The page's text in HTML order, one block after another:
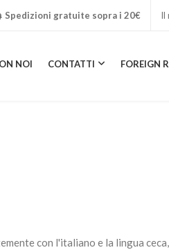
Spedizioni gratuite sopra i 20€ Il
NOI CONTATTI FOREIGN
con l'italiano e la lingua